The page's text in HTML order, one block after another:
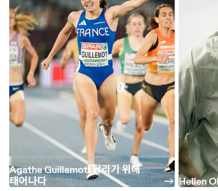
Agathe Guillemot: 달리기 위해
태어나다
Hellen